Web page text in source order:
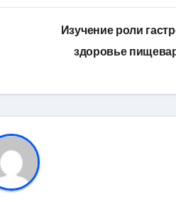
Изучение роли
здоровье